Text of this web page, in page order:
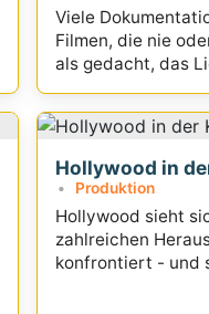
Viele
Filmen, die nie
als gedacht, das
Hollywood in
Produktion
Hollywood sieht
zahlreichen
konfrontiert - und